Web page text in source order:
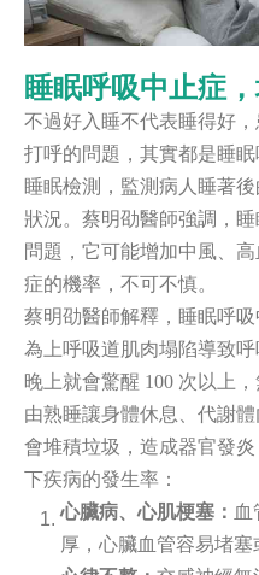
睡眠呼吸中止症
不過好入睡不代表睡得好
打呼的問題，其實都是睡
睡眠檢測，監測病人睡著
狀況。蔡明劭醫師強調，
問題，它可能增加中風、
症的機率，不可不慎。
蔡明劭醫師解釋，睡眠呼
為上呼吸道肌肉塌陷導致
晚上就會驚醒 100 次以上
由熟睡讓身體休息、代謝
會堆積垃圾，造成器官發
下疾病的發生率：
心臟病、心肌梗塞： 血
厚，心臟血管容易堵塞